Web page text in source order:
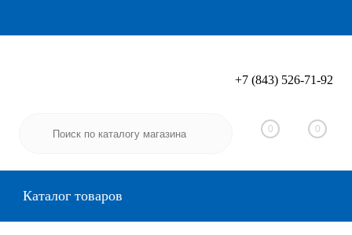
Вход Регистрация
+7 (843) 526-71-92
0 0
Каталог товаров